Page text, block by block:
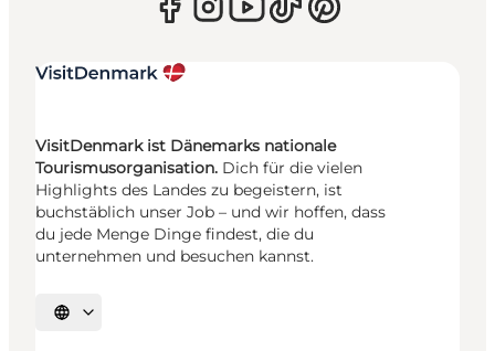
VisitDenmark ist Dänemarks nationale
Tourismusorganisation. Dich für die vielen
Highlights des Landes zu begeistern, ist
buchstäblich unser Job – und wir hoffen, dass
du jede Menge Dinge findest, die du
unternehmen und besuchen kannst.
Sprache auswählen